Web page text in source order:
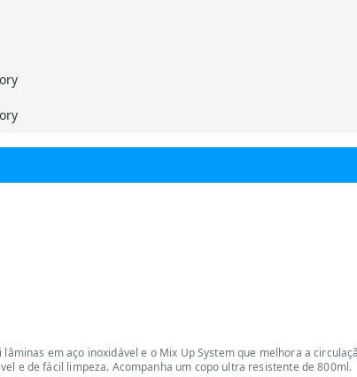
em aço inoxidável e o Mix Up System que melhora a
e de fácil limpeza. Acompanha um copo ultra resistente de 800ml.